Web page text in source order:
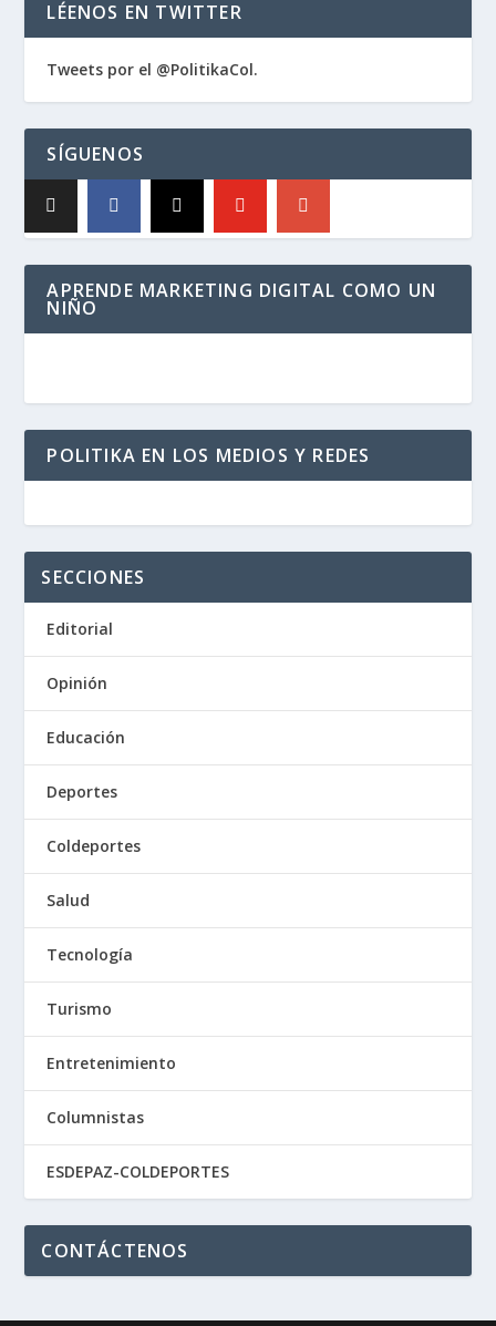
LÉENOS EN TWITTER
Tweets por el @PolitikaCol.
SÍGUENOS
APRENDE MARKETING DIGITAL COMO UN
NIÑO
POLITIKA EN LOS MEDIOS Y REDES
SECCIONES
Editorial
Opinión
Educación
Deportes
Coldeportes
Salud
Tecnología
Turismo
Entretenimiento
Columnistas
ESDEPAZ-COLDEPORTES
CONTÁCTENOS